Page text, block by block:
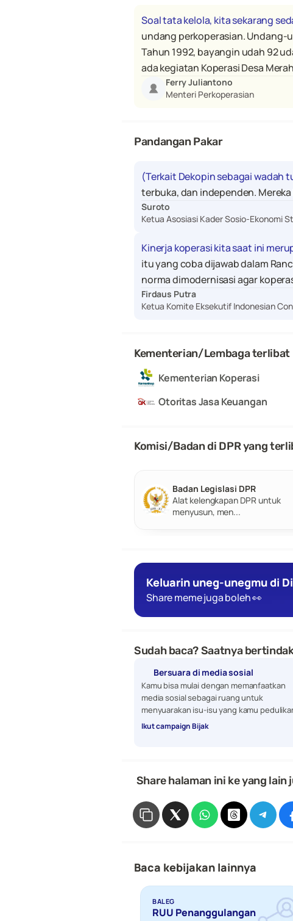
Soal tata kelola, kita sekarang
undang perkoperasian. Undang-
Tahun 1992, bayangin udah 92
ada kegiatan Koperasi Desa
Ferry Juliantono
Menteri Perkoperasian
Pandangan Pakar
(Terkait Dekopin sebagai wadah
terbuka, dan independen.
Suroto
Ketua Asosiasi Kader Sosio-Ekonomi
Kinerja koperasi kita saat ini
itu yang coba dijawab dalam
norma dimodernisasi agar
Firdaus Putra
Ketua Komite Eksekutif Indonesian
Kementerian/Lembaga terlibat
Kementerian Koperasi
Otoritas Jasa Keuangan
Komisi/Badan di DPR yang
Badan Legislasi DPR
Alat kelengkapan DPR untuk
menyusun, men...
Keluarin uneg-unegmu di
Share meme juga boleh 👀
Sudah baca? Saatnya
Bersuara di media sosial
Kamu bisa mulai dengan memanfaatkan
media sosial sebagai ruang untuk
menyuarakan isu-isu yang kamu
Ikut campaign Bijak
Share halaman ini ke yang lain
Baca kebijakan lainnya
BALEG
RUU Penanggulangan